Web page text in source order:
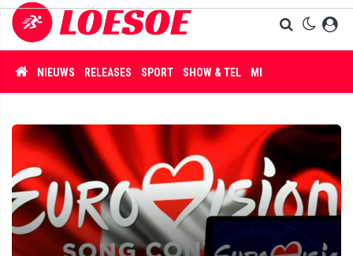
NIEUWS RELEASES SPORT SHOW & TEL MISDAAD